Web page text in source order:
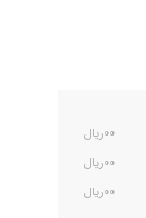
۰۰ریال
۰۰ریال
۰۰ریال